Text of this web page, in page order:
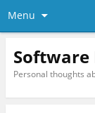
Menu
Software
Personal thoughts